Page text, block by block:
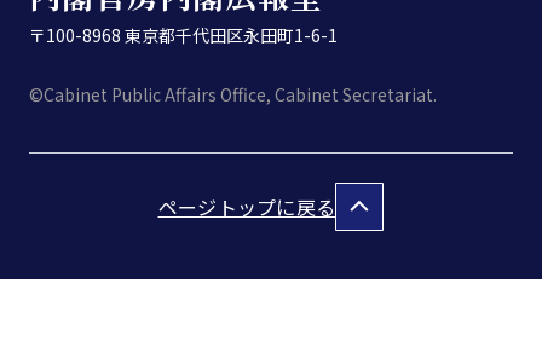
〒100-8968 東京都千代田区永田町1-6-1
©Cabinet Public Affairs Office, Cabinet Secretariat.
ページトップに戻る